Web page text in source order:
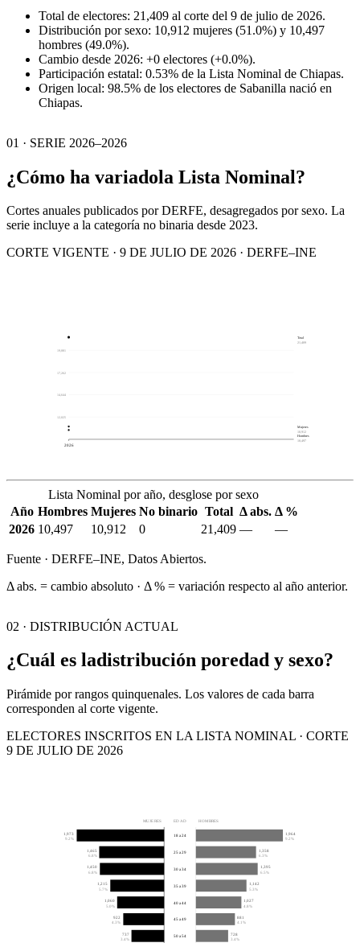
Total de electores: 21,409 al corte del 9 de julio de 2026.
Distribución por sexo: 10,912 mujeres (51.0%) y 10,497
hombres (49.0%).
Cambio desde 2026: +0 electores (+0.0%).
Participación estatal: 0.53% de la Lista Nominal de Chiapas.
Origen local: 98.5% de los electores de Sabanilla nació en
Chiapas.
01 · SERIE 2026–2026
¿Cómo ha variadola Lista Nominal?
Cortes anuales publicados por DERFE, desagregados por sexo. La
serie incluye a la categoría no binaria desde 2023.
CORTE VIGENTE · 9 DE JULIO DE 2026 · DERFE–INE
12,025
14,644
17,262
19,881
2026
Total
21,409
Mujeres
10,912
Hombres
10,497
Lista Nominal por año, desglose por sexo
Año Hombres Mujeres No binario Total Δ abs. Δ %
2026 10,497 10,912 0 21,409 — —
Fuente · DERFE–INE, Datos Abiertos.
Δ abs. = cambio absoluto · Δ % = variación respecto al año anterior.
02 · DISTRIBUCIÓN ACTUAL
¿Cuál es ladistribución poredad y sexo?
Pirámide por rangos quinquenales. Los valores de cada barra
corresponden al corte vigente.
ELECTORES INSCRITOS EN LA LISTA NOMINAL · CORTE
9 DE JULIO DE 2026
MUJERES EDAD HOMBRES
1,973
9.2%
1,964
9.2%
18 a 24
1,465
6.8%
1,358
6.3%
25 a 29
1,450
6.8%
1,395
6.5%
30 a 34
1,215
5.7%
1,142
5.3%
35 a 39
1,060
5.0%
1,027
4.8%
40 a 44
922
4.3%
881
4.1%
45 a 49
737
3.4%
728
3.4%
50 a 54